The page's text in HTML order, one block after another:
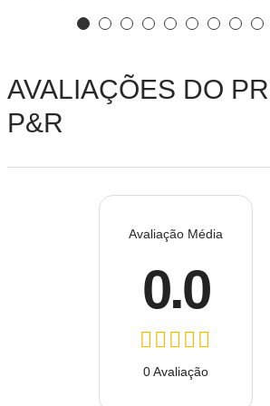
AVALIAÇÕES DO
P&R
Avaliação Média
0.0
0 Avaliação